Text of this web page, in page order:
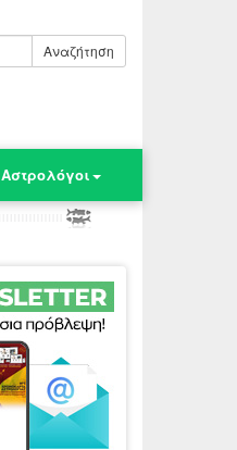
Αναζήτηση
Αστρολόγοι